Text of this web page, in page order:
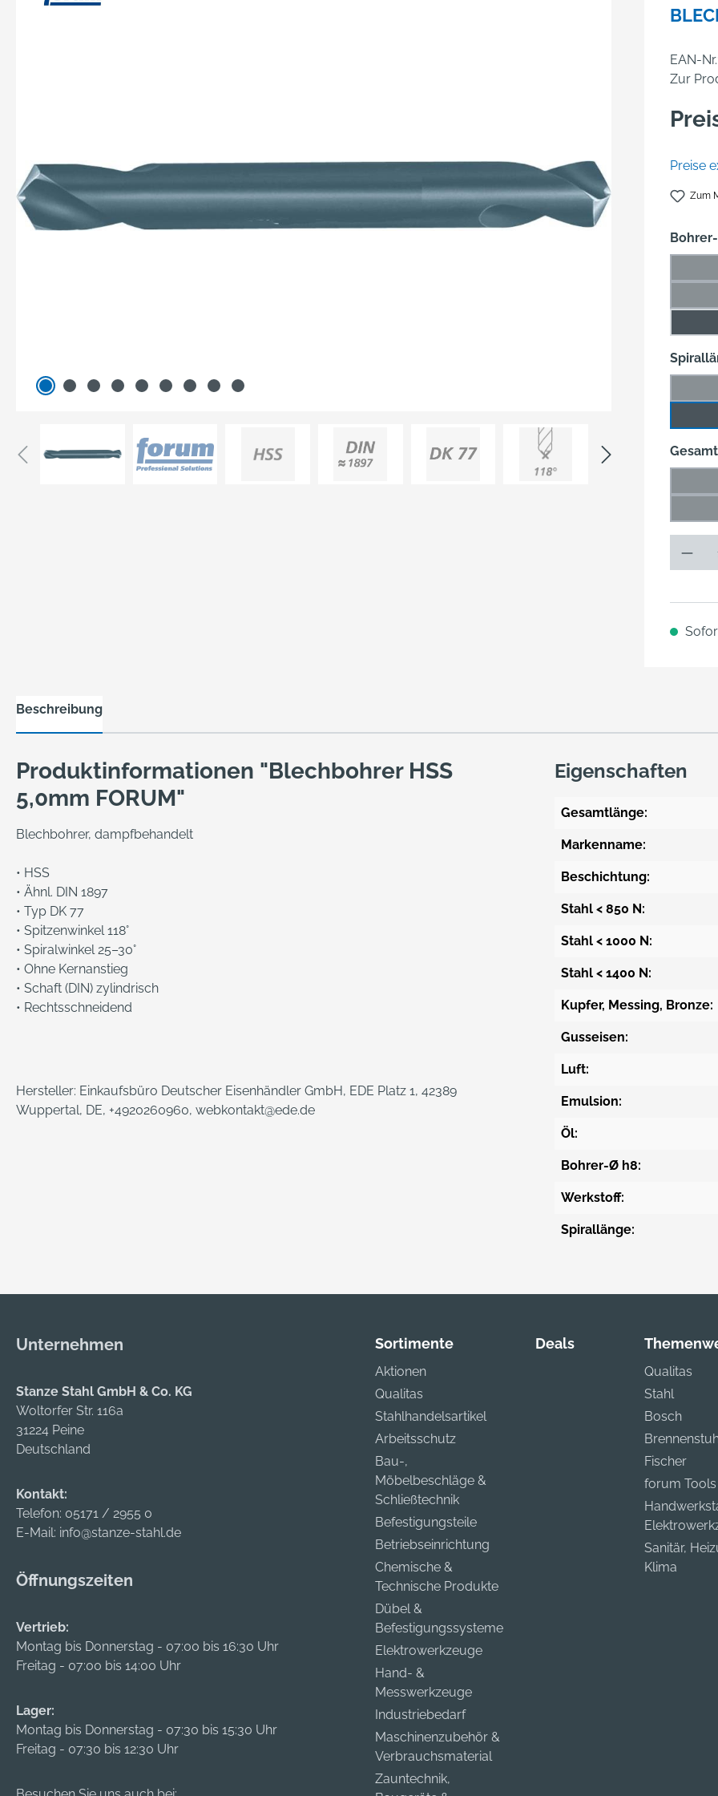
EAN-Nr.:
Zur
Preise
Zum
Beschreibung
Produktinformationen "Blechbohrer HSS
5,0mm FORUM"
Blechbohrer, dampfbehandelt
• HSS
• Ähnl. DIN 1897
• Typ DK 77
• Spitzenwinkel 118°
• Spiralwinkel 25–30°
• Ohne Kernanstieg
• Schaft (DIN) zylindrisch
• Rechtsschneidend
Hersteller: Einkaufsbüro Deutscher Eisenhändler GmbH, EDE Platz 1, 42389
Wuppertal, DE, +4920260960, webkontakt@ede.de
Eigenschaften
Gesamtlänge:
Markenname:
Beschichtung:
Stahl < 850 N:
Stahl < 1000 N:
Stahl < 1400 N:
Kupfer, Messing, Bronze:
Gusseisen:
Luft:
Emulsion:
Öl:
Bohrer-Ø h8:
Werkstoff:
Spirallänge:
Unternehmen
Stanze Stahl GmbH & Co. KG
Woltorfer Str. 116a
31224 Peine
Deutschland
Kontakt:
Telefon: 05171 / 2955 0
E-Mail: info@stanze-stahl.de
Öffnungszeiten
Vertrieb:
Montag bis Donnerstag - 07:00 bis 16:30 Uhr
Freitag - 07:00 bis 14:00 Uhr
Lager:
Montag bis Donnerstag - 07:30 bis 15:30 Uhr
Freitag - 07:30 bis 12:30 Uhr
Sortimente
Aktionen
Qualitas
Stahlhandelsartikel
Arbeitsschutz
Bau-,
Möbelbeschläge &
Schließtechnik
Befestigungsteile
Betriebseinrichtung
Chemische &
Technische Produkte
Dübel &
Befestigungssysteme
Elektrowerkzeuge
Hand- &
Messwerkzeuge
Industriebedarf
Maschinenzubehör &
Verbrauchsmaterial
Zauntechnik,
Deals
Qualitas
Stahl
Bosch
Fischer
forum Tools
Sanitär,
Klima